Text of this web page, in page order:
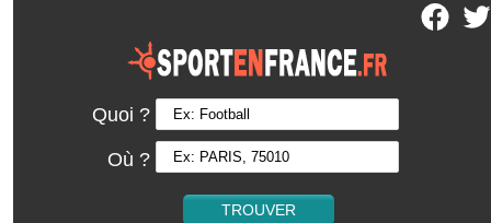
Quoi ?
Où ?